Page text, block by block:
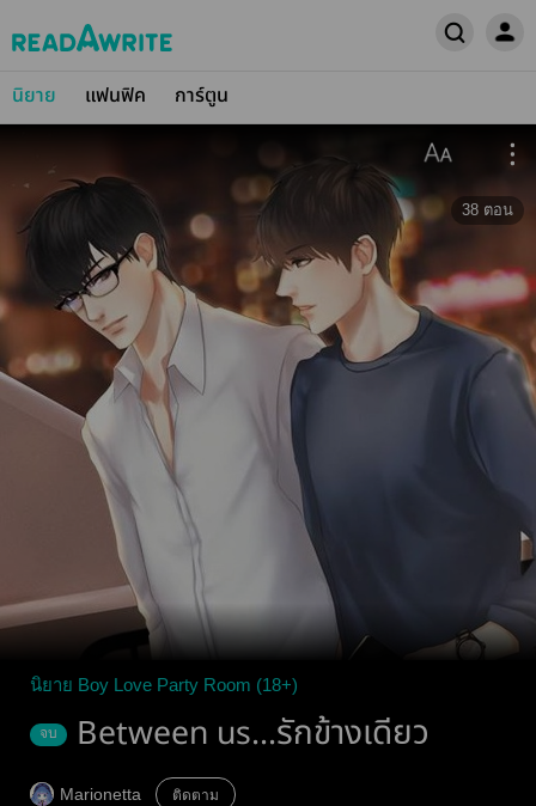
นิยาย แฟนฟิค การ์ตูน
38 ตอน
นิยาย Boy Love Party Room (18+)
จบ Between us...รักข้างเดียว
Marionetta ติดตาม